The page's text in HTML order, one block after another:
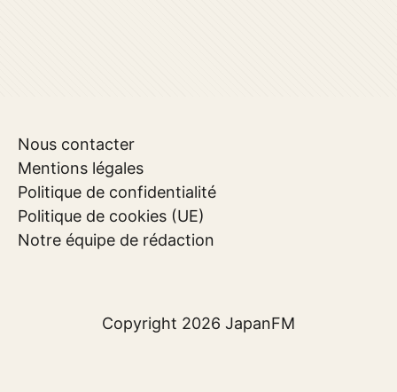
Nous contacter
Mentions légales
Politique de confidentialité
Politique de cookies (UE)
Notre équipe de rédaction
Copyright 2026 JapanFM